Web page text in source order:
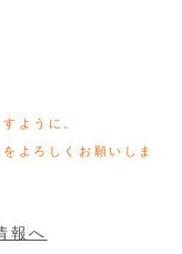
ように。
よろしくお願いしま